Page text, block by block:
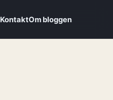
KontaktOm bloggen